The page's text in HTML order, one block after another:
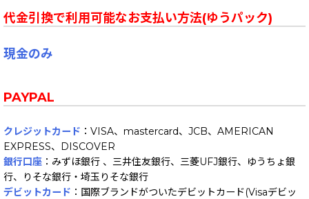
代金引換で利用可能なお支払い方法(ゆうパック)
現金のみ
PAYPAL
クレジットカード ：VISA、mastercard、JCB、AMERICAN
EXPRESS、DISCOVER
銀行口座 ：みずほ銀行 、三井住友銀行、三菱UFJ銀行、ゆうちょ銀
行、りそな銀行・埼玉りそな銀行
デビットカード ：国際ブランドがついたデビットカード(Visaデビッ